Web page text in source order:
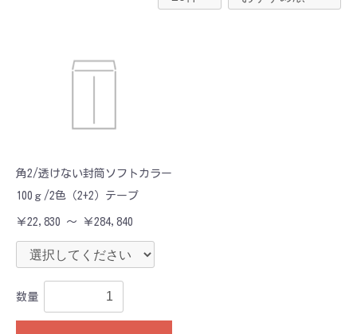
角2/透けない封筒ソフトカラー
100ｇ/2色（2+2）テープ
￥22,830 ～ ￥284,840
数量